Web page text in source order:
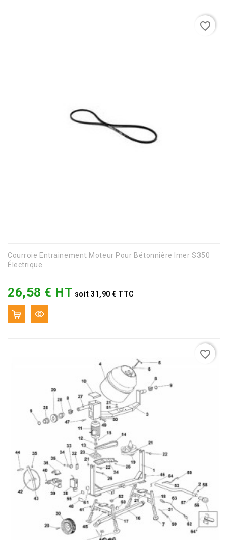
Courroie Entrainement Moteur Pour Bétonnière Imer S350
Électrique
26,58 € HT soit 31,90 € TTC
favorite_border
favorite_border